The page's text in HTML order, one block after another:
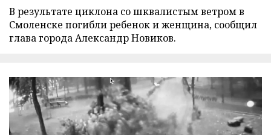
В результате циклона со шквалистым ветром в
Смоленске погибли ребенок и женщина, сообщил
глава города Александр Новиков.